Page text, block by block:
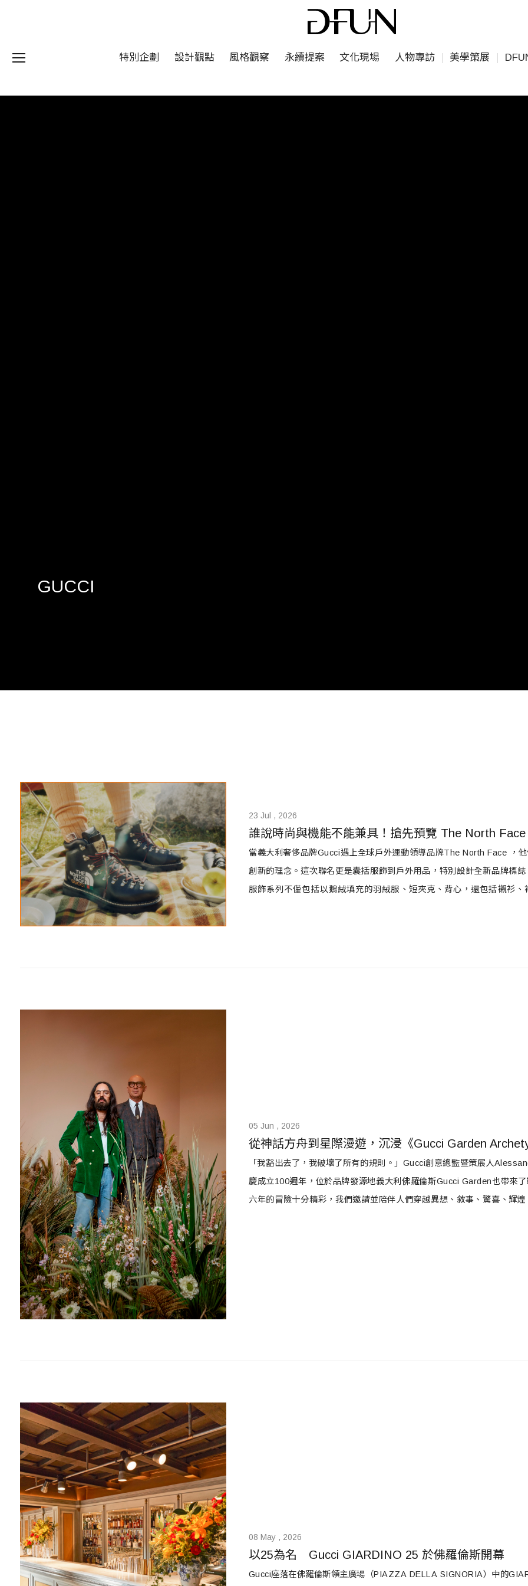
特別企劃 設計觀點 風格觀察 永續提案 文化現場 人物專訪 美學策展
GUCCI
23 Jul , 2026
誰說時尚與機能不能兼具！搶先預覽 The North Face
當義大利奢侈品牌Gucci遇上全球戶外運動領導品牌The North Face ，
創新的理念。這次聯名更是囊括服飾到戶外用品，特別設計全新品牌標
服飾系列不僅包括以鵝絨填充的羽絨服、短夾克、背心，還包括襯衫
05 Jun , 2026
從神話方舟到星際漫遊，沉浸《Gucci Garden
「我豁出去了，我破壞了所有的規則。」Gucci創意總監暨策展人
慶成立100週年，位於品牌發源地義大利佛羅倫斯Gucci Garden也帶來
六年的冒險十分精彩，我們邀請並陪伴人們穿越異想、敘事、驚喜、輝
08 May , 2026
以25為名　Gucci GIARDINO 25 於佛羅倫斯開幕
Gucci座落在佛羅倫斯領主廣場（PIAZZA DELLA SIGNORIA）中的